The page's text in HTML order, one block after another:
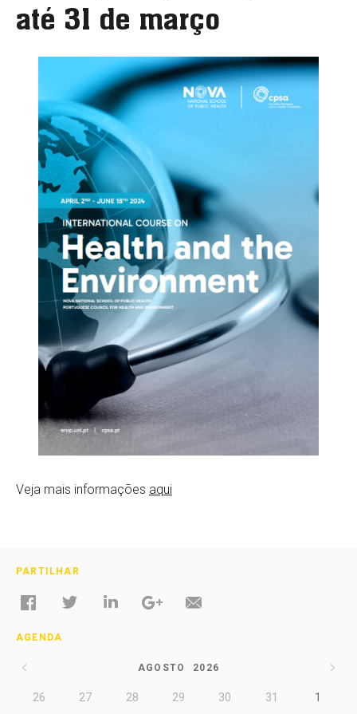
até 31 de março
Veja mais informações aqui
PARTILHAR
AGENDA
AGOSTO 2026
26 27 28 29 30 31 1